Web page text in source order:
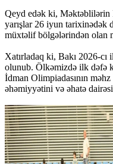
Qeyd edək ki, Məktəblilərin
yarışlar 26 iyun tarixinədək
müxtəlif bölgələrindən olan
Xatırladaq ki, Bakı 2026-
olunub. Ölkəmizdə ilk dəfə
İdman Olimpiadasının
əhəmiyyətini və əhatə